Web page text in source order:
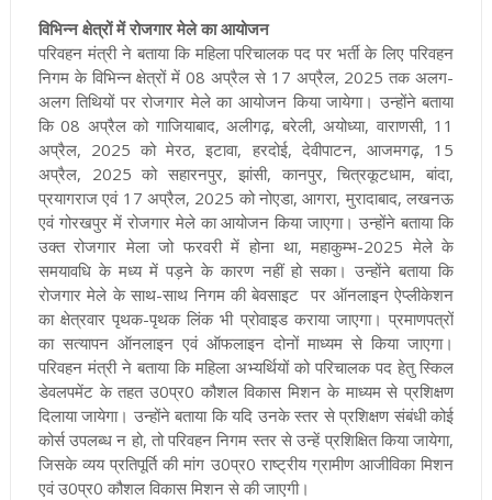
विभिन्न क्षेत्रों में रोजगार मेले का आयोजन
परिवहन मंत्री ने बताया कि महिला परिचालक पद पर भर्ती के लिए परिवहन
निगम के विभिन्न क्षेत्रों में 08 अप्रैल से 17 अप्रैल, 2025 तक अलग-
अलग तिथियों पर रोजगार मेले का आयोजन किया जायेगा। उन्होंने बताया
कि 08 अप्रैल को गाजियाबाद, अलीगढ़, बरेली, अयोध्या, वाराणसी, 11
अप्रैल, 2025 को मेरठ, इटावा, हरदोई, देवीपाटन, आजमगढ़, 15
अप्रैल, 2025 को सहारनपुर, झांसी, कानपुर, चित्रकूटधाम, बांदा,
प्रयागराज एवं 17 अप्रैल, 2025 को नोएडा, आगरा, मुरादाबाद, लखनऊ
एवं गोरखपुर में रोजगार मेले का आयोजन किया जाएगा। उन्होंने बताया कि
उक्त रोजगार मेला जो फरवरी में होना था, महाकुम्भ-2025 मेले के
समयावधि के मध्य में पड़ने के कारण नहीं हो सका। उन्होंने बताया कि
रोजगार मेले के साथ-साथ निगम की बेवसाइट पर ऑनलाइन ऐप्लीकेशन
का क्षेत्रवार पृथक-पृथक लिंक भी प्रोवाइड कराया जाएगा। प्रमाणपत्रों
का सत्यापन ऑनलाइन एवं ऑफलाइन दोनों माध्यम से किया जाएगा।
परिवहन मंत्री ने बताया कि महिला अभ्यर्थियों को परिचालक पद हेतु स्किल
डेवलपमेंट के तहत उ0प्र0 कौशल विकास मिशन के माध्यम से प्रशिक्षण
दिलाया जायेगा। उन्होंने बताया कि यदि उनके स्तर से प्रशिक्षण संबंधी कोई
कोर्स उपलब्ध न हो, तो परिवहन निगम स्तर से उन्हें प्रशिक्षित किया जायेगा,
जिसके व्यय प्रतिपूर्ति की मांग उ0प्र0 राष्ट्रीय ग्रामीण आजीविका मिशन
एवं उ0प्र0 कौशल विकास मिशन से की जाएगी।